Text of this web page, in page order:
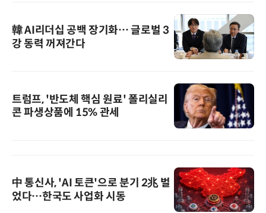
韓 AI리더십 공백 장기화… 글로벌 3
강 동력 꺼져간다
트럼프, '반도체 핵심 원료' 폴리실리
콘 파생상품에 15% 관세
中 통신사, 'AI 토큰'으로 분기 2兆 벌
었다…한국도 사업화 시동